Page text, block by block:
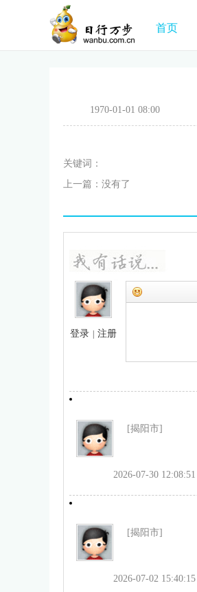
首页
1970-01-01 08:00
关键词：
上一篇：没有了
登录 注册
[揭阳市]
2026-07-30 12:08:51
[揭阳市]
2026-07-02 15:40:15